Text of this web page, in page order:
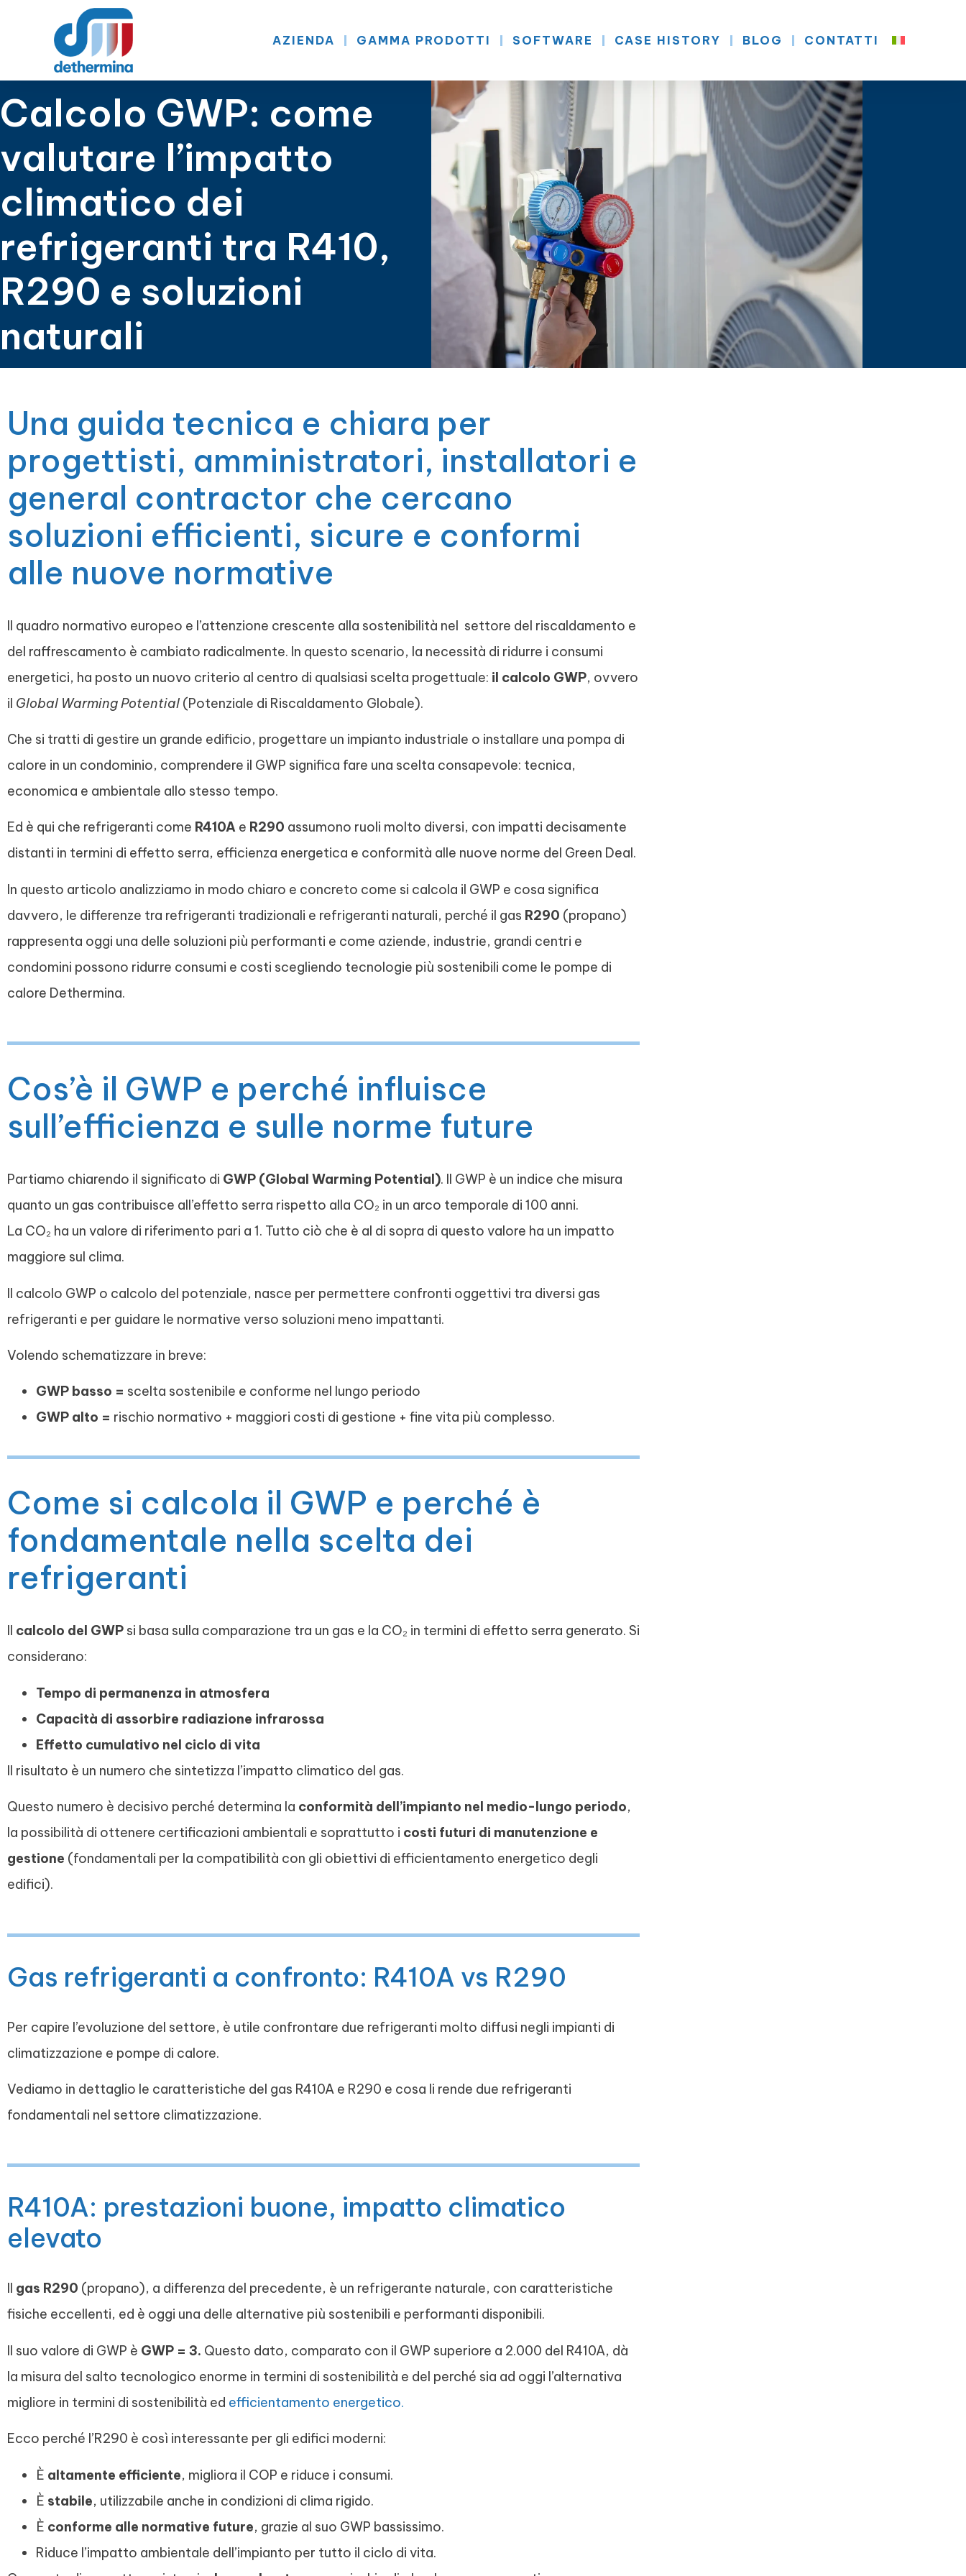
AZIENDA GAMMA PRODOTTI SOFTWARE CASE HISTORY BLOG CONTATTI
Calcolo GWP: come
valutare l’impatto
climatico dei
refrigeranti tra R410,
R290 e soluzioni
naturali
Una guida tecnica e chiara per
progettisti, amministratori, installatori e
general contractor che cercano
soluzioni efficienti, sicure e conformi
alle nuove normative
Il quadro normativo europeo e l’attenzione crescente alla sostenibilità nel settore del riscaldamento e
del raffrescamento è cambiato radicalmente. In questo scenario, la necessità di ridurre i consumi
energetici, ha posto un nuovo criterio al centro di qualsiasi scelta progettuale: il calcolo GWP, ovvero
il Global Warming Potential (Potenziale di Riscaldamento Globale).
Che si tratti di gestire un grande edificio, progettare un impianto industriale o installare una pompa di
calore in un condominio, comprendere il GWP significa fare una scelta consapevole: tecnica,
economica e ambientale allo stesso tempo.
Ed è qui che refrigeranti come R410A e R290 assumono ruoli molto diversi, con impatti decisamente
distanti in termini di effetto serra, efficienza energetica e conformità alle nuove norme del Green Deal.
In questo articolo analizziamo in modo chiaro e concreto come si calcola il GWP e cosa significa
davvero, le differenze tra refrigeranti tradizionali e refrigeranti naturali, perché il gas R290 (propano)
rappresenta oggi una delle soluzioni più performanti e come aziende, industrie, grandi centri e
condomini possono ridurre consumi e costi scegliendo tecnologie più sostenibili come le pompe di
calore Dethermina.
Cos’è il GWP e perché influisce
sull’efficienza e sulle norme future
Partiamo chiarendo il significato di GWP (Global Warming Potential). Il GWP è un indice che misura
quanto un gas contribuisce all’effetto serra rispetto alla CO₂ in un arco temporale di 100 anni.
La CO₂ ha un valore di riferimento pari a 1. Tutto ciò che è al di sopra di questo valore ha un impatto
maggiore sul clima.
Il calcolo GWP o calcolo del potenziale, nasce per permettere confronti oggettivi tra diversi gas
refrigeranti e per guidare le normative verso soluzioni meno impattanti.
Volendo schematizzare in breve:
GWP basso = scelta sostenibile e conforme nel lungo periodo
GWP alto = rischio normativo + maggiori costi di gestione + fine vita più complesso.
Come si calcola il GWP e perché è
fondamentale nella scelta dei
refrigeranti
Il calcolo del GWP si basa sulla comparazione tra un gas e la CO₂ in termini di effetto serra generato. Si
considerano:
Tempo di permanenza in atmosfera
Capacità di assorbire radiazione infrarossa
Effetto cumulativo nel ciclo di vita
Il risultato è un numero che sintetizza l’impatto climatico del gas.
Questo numero è decisivo perché determina la conformità dell’impianto nel medio-lungo periodo,
la possibilità di ottenere certificazioni ambientali e soprattutto i costi futuri di manutenzione e
gestione (fondamentali per la compatibilità con gli obiettivi di efficientamento energetico degli
edifici).
Gas refrigeranti a confronto: R410A vs R290
Per capire l’evoluzione del settore, è utile confrontare due refrigeranti molto diffusi negli impianti di
climatizzazione e pompe di calore.
Vediamo in dettaglio le caratteristiche del gas R410A e R290 e cosa li rende due refrigeranti
fondamentali nel settore climatizzazione.
R410A: prestazioni buone, impatto climatico
elevato
Il gas R290 (propano), a differenza del precedente, è un refrigerante naturale, con caratteristiche
fisiche eccellenti, ed è oggi una delle alternative più sostenibili e performanti disponibili.
Il suo valore di GWP è GWP = 3. Questo dato, comparato con il GWP superiore a 2.000 del R410A, dà
la misura del salto tecnologico enorme in termini di sostenibilità e del perché sia ad oggi l’alternativa
migliore in termini di sostenibilità ed efficientamento energetico.
Ecco perché l’R290 è così interessante per gli edifici moderni:
È altamente efficiente, migliora il COP e riduce i consumi.
È stabile, utilizzabile anche in condizioni di clima rigido.
È conforme alle normative future, grazie al suo GWP bassissimo.
Riduce l’impatto ambientale dell’impianto per tutto il ciclo di vita.